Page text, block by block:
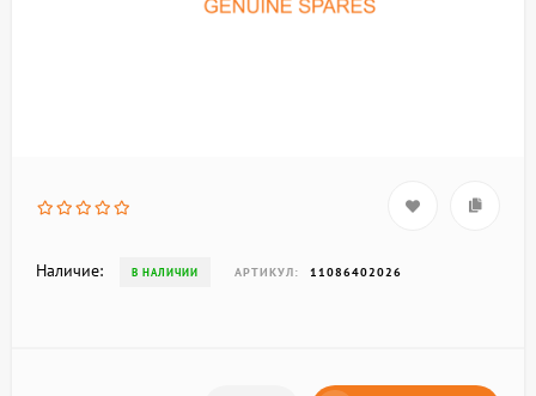
Наличие: В НАЛИЧИИ АРТИКУЛ: 11086402026